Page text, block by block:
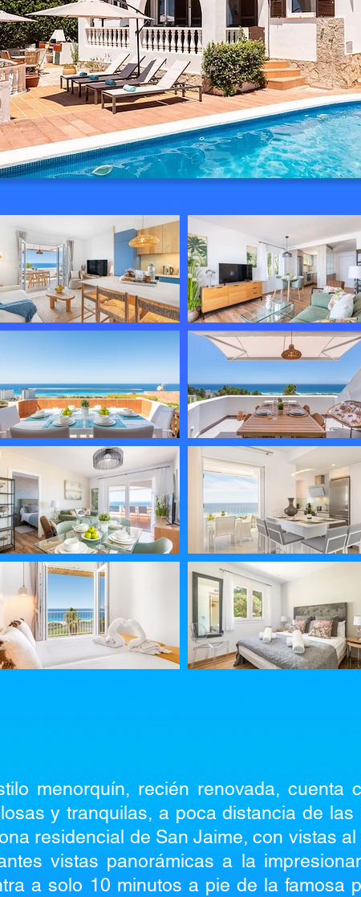
menorquín, recién renovada, cuenta
y tranquilas, a poca distancia de las
residencial de San Jaime, con vistas
vistas panorámicas a la
a solo 10 minutos a pie de la famosa